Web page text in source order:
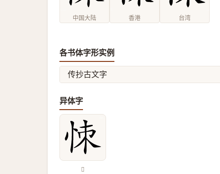
中国大陆 香港 台湾
各书体字形实例
传抄古文字
异体字
𢙀